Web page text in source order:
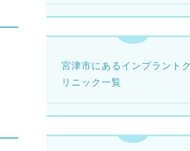
宮津市にあるインプラントク
リニック一覧